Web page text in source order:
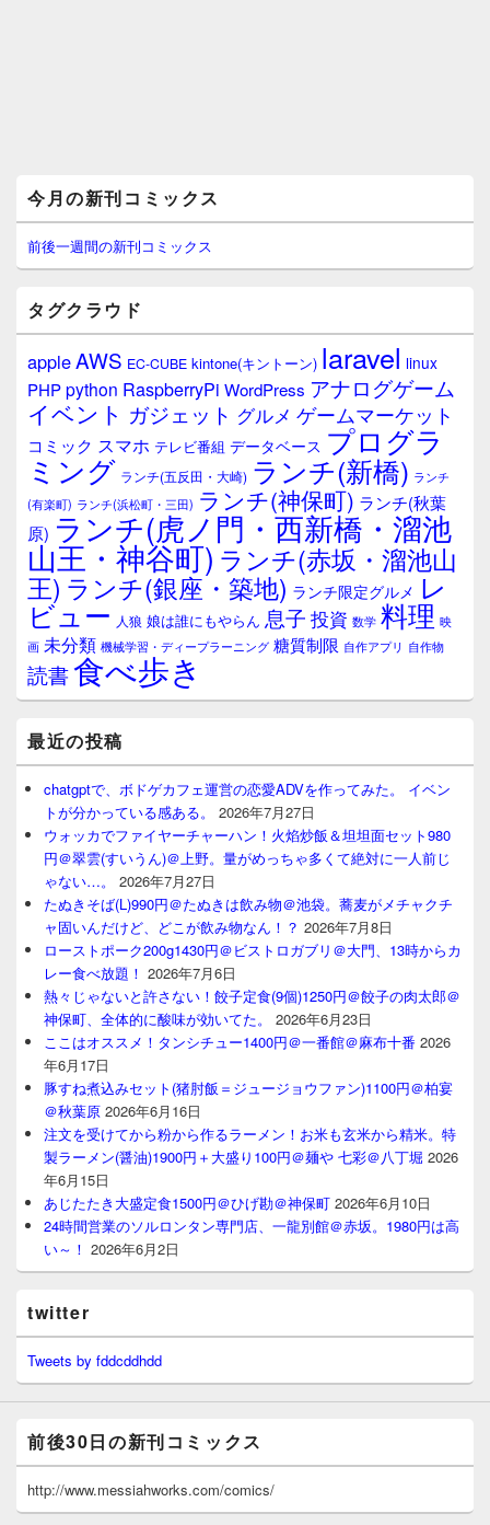
イ
ン
サ
イ
ウ
ィ
ジ
ェ
ア
今月の新刊コミックス
前後一週間の新刊コミックス
タグクラウド
appleAWS EC-CUBE kintone(キントーン) laravel linux
PHPpython RaspberryPi WordPress アナログゲーム
イベント ガジェット グルメ ゲームマーケット
コミック スマホ テレビ番組 データベース プログラ
ミング ランチ(五反田・大崎) ランチ(新橋) ランチ
(有楽町) ランチ(浜松町・三田) ランチ(神保町) ランチ(秋葉
原) ランチ(虎ノ門・西新橋・溜池
山王・神谷町) ランチ(赤坂・溜池山
王) ランチ(銀座・築地) ランチ限定グルメ レ
ビュー 人狼 娘は誰にもやらん 息子 投資 数学 料理 映
画 未分類 機械学習・ディープラーニング 糖質制限 自作アプリ 自作物
読書食べ歩き
最近の投稿
chatgptで、ボドゲカフェ運営の恋愛ADVを作ってみた。 イベン
トが分かっている感ある。
2026年7月27日
ウォッカでファイヤーチャーハン！火焰炒飯＆坦坦面セット980
円＠翠雲(すいうん)＠上野。量がめっちゃ多くて絶対に一人前じ
ゃない…。
2026年7月27日
たぬきそば(L)990円＠たぬきは飲み物＠池袋。蕎麦がメチャクチ
ャ固いんだけど、どこが飲み物なん！？ 2026年7月8日
ローストポーク200g1430円＠ビストロガブリ＠大門、13時からカ
レー食べ放題！ 2026年7月6日
熱々じゃないと許さない！餃子定食(9個)1250円＠餃子の肉太郎＠
神保町、全体的に酸味が効いてた。
2026年6月23日
ここはオススメ！タンシチュー1400円＠一番館＠麻布十番 2026
年6月17日
豚すね煮込みセット(猪肘飯＝ジュージョウファン)1100円＠柏宴
＠秋葉原 2026年6月16日
注文を受けてから粉から作るラーメン！お米も玄米から精米。特
製ラーメン(醤油)1900円＋大盛り100円＠麺や 七彩＠八丁堀 2026
年6月15日
あじたたき大盛定食1500円＠ひげ勘＠神保町 2026年6月10日
24時間営業のソルロンタン専門店、一龍別館＠赤坂。1980円は高
い～！ 2026年6月2日
twitter
Tweets by fddcddhdd
前後30日の新刊コミックス
http://www.messiahworks.com/comics/